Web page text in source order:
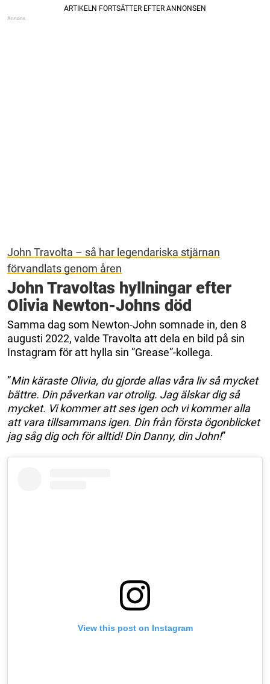
John Travolta – så har legendariska stjärnan
förvandlats genom åren
John Travoltas hyllningar efter
Olivia Newton-Johns död
Samma dag som Newton-John somnade in, den 8
augusti 2022, valde Travolta att dela en bild på sin
Instagram för att hylla sin ”Grease”-kollega.
”Min käraste Olivia, du gjorde allas våra liv så mycket
bättre. Din påverkan var otrolig. Jag älskar dig så
mycket. Vi kommer att ses igen och vi kommer alla
att vara tillsammans igen. Din från första ögonblicket
jag såg dig och för alltid! Din Danny, din John!”
View this post on Instagram